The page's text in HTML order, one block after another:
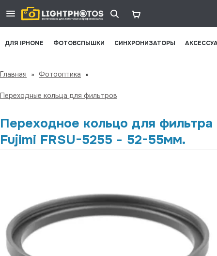
ДЛЯ IPHONE ФОТОВСПЫШКИ СИНХРОНИЗАТОРЫ
Главная » Фотооптика »
Переходные кольца для фильтров
Переходное кольцо для фильтра
Fujimi FRSU-5255 - 52-55мм.